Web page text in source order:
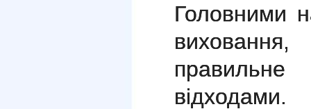
Головними
відходами.